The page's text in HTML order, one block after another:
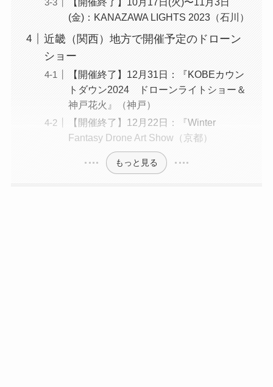
(金)：KANAZAWA LIGHTS 2023（石川）
近畿（関西）地方で開催予定のドローン
ショー
【開催終了】12月31日：『KOBEカウン
トダウン2024 ドローンライトショー＆
神戸花火』（神戸）
【開催終了】12月22日：『Winter
Fantasy Drone Art Show（京都）
もっと見る